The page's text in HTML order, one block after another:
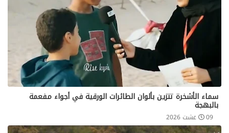
سماء الأشخرة تتزين بألوان الطائرات الورقية في أجواء مفعمة
بالبهجة
09 غشت 2026